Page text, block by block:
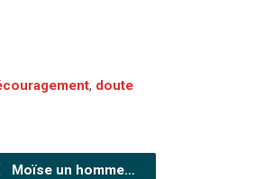
, doute
Moïse un homme…